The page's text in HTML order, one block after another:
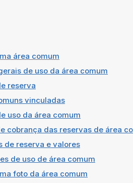
área comum
de uso da área comum
reserva
vinculadas
uso da área comum
cobrança das reservas de área
de reserva e valores
de uso de área comum
foto da área comum